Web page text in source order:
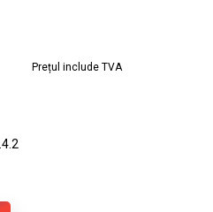
Prețul include TVA